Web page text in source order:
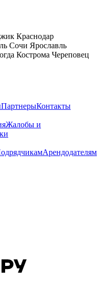
Краснодар
Сочи Ярославль
Кострома Череповец
ПартнерыКонтакты
Жалобы и
Арендодателям